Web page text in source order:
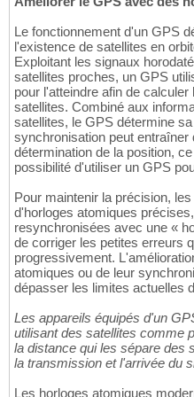
Le fonctionnement d'un GPS
l'existence de satellites en
Exploitant les signaux
satellites proches, un GPS
pour l'atteindre afin de
satellites. Combiné aux
satellites, le GPS détermine
synchronisation peut entraîner
détermination de la position,
possibilité d'utiliser un GPS
Pour maintenir la précision,
d'horloges atomiques
resynchronisées avec une «
de corriger les petites erreurs
progressivement.
atomiques ou de leur
dépasser les limites actuelles
Les appareils équipés d'un
utilisant des satellites comme
la distance qui les sépare des
la transmission et l'arrivée du
Les horloges atomiques